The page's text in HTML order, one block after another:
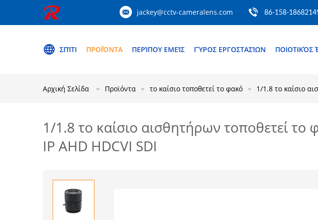
jackey@cctv-cameralens.com 86-158-
ΣΠΊΤΙ ΠΡΟΪΌΝΤΑ ΠΕΡΊΠΟΥ ΕΜΕΊΣ ΓΎΡΟΣ ΕΡΓΟΣΤΑΣΊΩΝ ΠΟΙΟΤΙΚΌΣ
Αρχική Σελίδα Προϊόντα το καίσιο τοποθετεί το φακό 1/1.8 το καίσιο
1/1.8 το καίσιο αισθητήρων τοποθετεί το
IP AHD HDCVI SDI